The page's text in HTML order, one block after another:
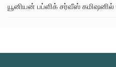
யூனியன் பப்ளிக் சர்வீஸ் கமிஷனில்